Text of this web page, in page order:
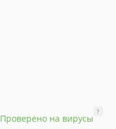
Проверено на вирусы
?